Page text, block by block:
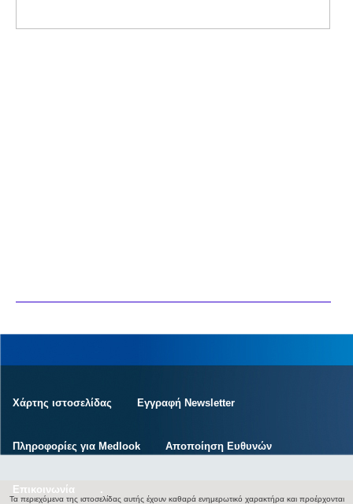
Χάρτης ιστοσελίδας Εγγραφή Newsletter
Πληροφορίες για Medlook Αποποίηση Ευθυνών
Επικοινωνία .
Τα περιεχόμενα της ιστοσελίδας αυτής έχουν καθαρά ενημερωτικό χαρακτήρα και προέρχονται